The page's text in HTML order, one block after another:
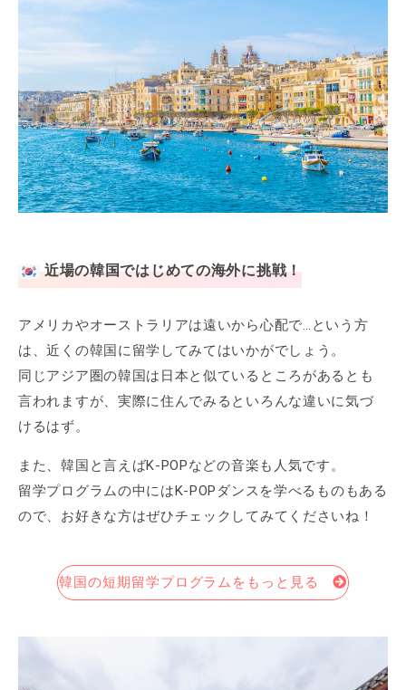
近場の韓国ではじめての海外に挑戦！
アメリカやオーストラリアは遠いから心配で…という方
は、近くの韓国に留学してみてはいかがでしょう。
同じアジア圏の韓国は日本と似ているところがあるとも
言われますが、実際に住んでみるといろんな違いに気づ
けるはず。
また、韓国と言えばK-POPなどの音楽も人気です。
留学プログラムの中にはK-POPダンスを学べるものもある
ので、お好きな方はぜひチェックしてみてくださいね！
韓国の短期留学プログラムをもっと見る